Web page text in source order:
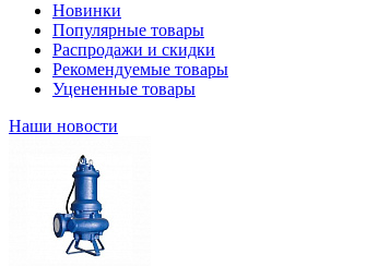
Новинки
Популярные товары
Распродажи и скидки
Рекомендуемые товары
Уцененные товары
Наши новости